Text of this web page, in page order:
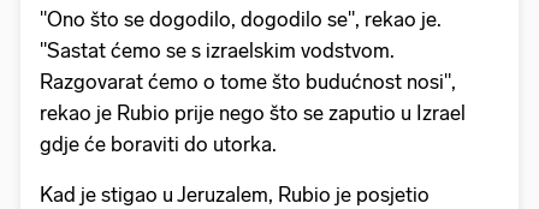
"Ono što se dogodilo, dogodilo se", rekao je.
"Sastat ćemo se s izraelskim vodstvom.
Razgovarat ćemo o tome što budućnost nosi",
rekao je Rubio prije nego što se zaputio u Izrael
gdje će boraviti do utorka.
Kad je stigao u Jeruzalem, Rubio je posjetio